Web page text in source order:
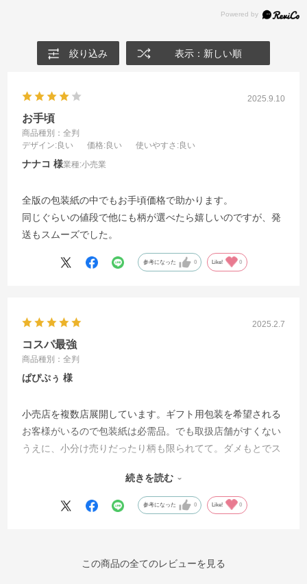
絞り込み 表示：新しい順
2025.9.10
お手頃
商品種別：全判
デザイン:良い 価格:良い 使いやすさ :良い
ナナコ 業種:小売業
全版の包装紙の中でもお手頃価格で助かります。
同じぐらいの値段で他にも柄が選べたら嬉しいのですが、発
送もスムーズでした。
参考になった 0 Like! 0
2025.2.7
コスパ最強
商品種別：全判
ぱぴぷぅ
小売店を複数店展開しています。ギフト用包装を希望される
お客様がいるので包装紙は必需品。でも取扱店舗がすくない
うえに、小分け売りだったり柄も限られてて。ダメもとでス
はもう買うしかない！ とても重宝しています。
続きを読む
参考になった 0 Like! 0
この商品の全てのレビューを見る